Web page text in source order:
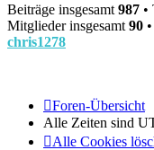
Beiträge insgesamt 987 •
Mitglieder insgesamt 90
chris1278
Foren-Übersicht
Alle Zeiten sind
Alle Cookies